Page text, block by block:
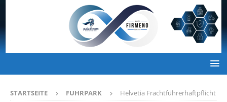
STARTSEITE FUHRPARK Helvetia Frachtführerhaftpflicht